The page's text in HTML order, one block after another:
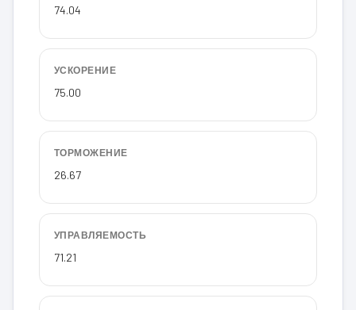
74.04
УСКОРЕНИЕ
75.00
ТОРМОЖЕНИЕ
26.67
УПРАВЛЯЕМОСТЬ
71.21